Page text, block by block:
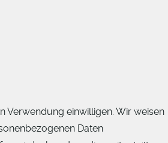
Verwendung einwilligen. Wir weisen
Daten